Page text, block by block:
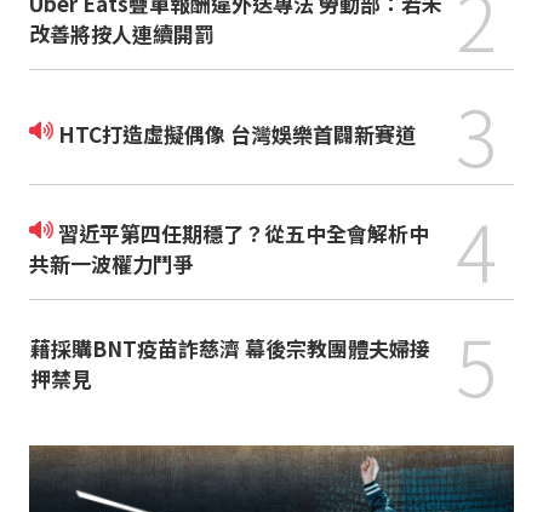
改善將按人連續開罰
HTC打造虛擬偶像 台灣娛樂首闢新賽道 3
習近平第四任期穩了？從五中全會解析中
共新一波權力鬥爭
4
藉採購BNT疫苗詐慈濟 幕後宗教團體夫婦接
押禁見
5